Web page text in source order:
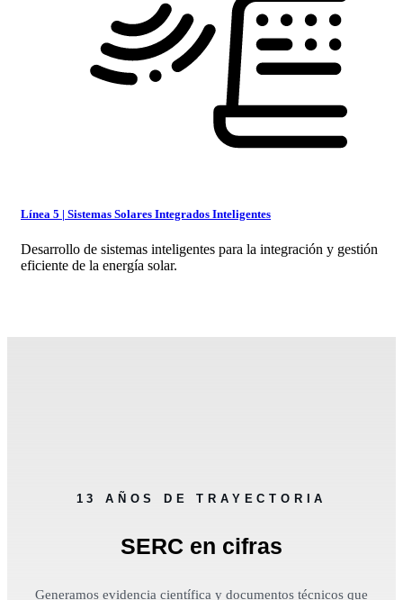
Línea 5 | Sistemas Solares Integrados Inteligentes
Desarrollo de sistemas inteligentes para la integración y gestión
eficiente de la energía solar.
13 AÑOS DE TRAYECTORIA
SERC en cifras
Generamos evidencia científica y documentos técnicos que